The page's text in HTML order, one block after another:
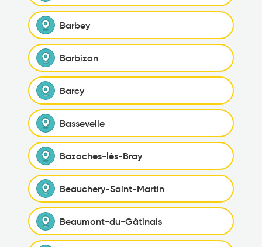
Barbey
Barbizon
Barcy
Bassevelle
Bazoches-lès-Bray
Beauchery-Saint-Martin
Beaumont-du-Gâtinais